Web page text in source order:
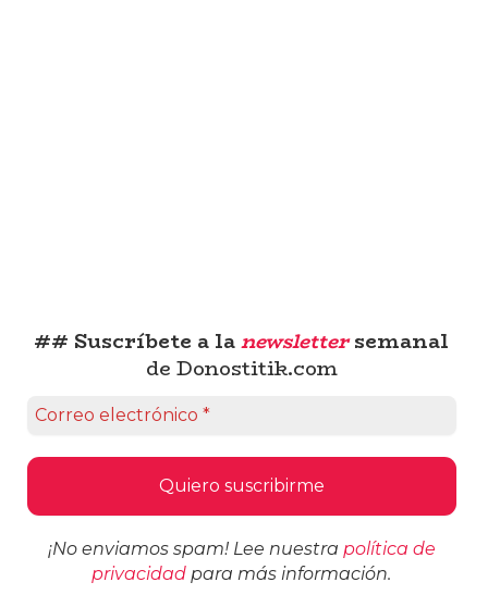
## Suscríbete a lanewslettersemanal
de Donostitik.com
¡No enviamos spam! Lee nuestra política de
privacidad para más información.